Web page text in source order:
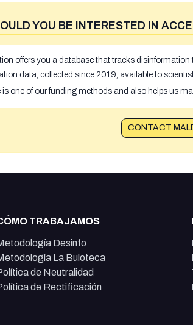
YOU BE INTERESTED IN
offers you a database that tracks
data, collected since 2019, available to
one of our funding methods and also helps us
CONTACT
TRABAJAMOS
Desinfo
La Buloteca
de Neutralidad
de Rectificación